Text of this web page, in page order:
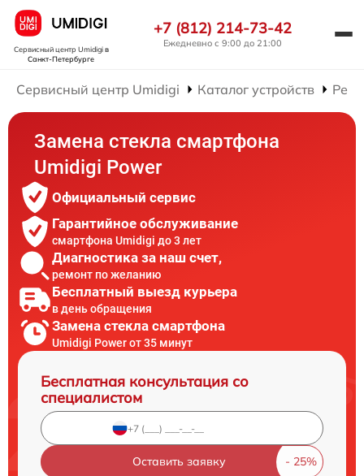
Сервисный центр Umidigiв
Санкт-Петербурге
+7 (812) 214-73-42
Ежедневно с 9:00 до 21:00
Сервисный центр Umidigi Каталог устройств
Замена стекла смартфона
Umidigi Power
Официальный сервис
Гарантийное обслуживание
смартфона Umidigi до 3 лет
Диагностика за наш счет,
ремонт по желанию
Бесплатный выезд курьера
в день обращения
Замена стекла смартфона
Umidigi Power от 35 минут
Бесплатная консультация со
специалистом
Оставить заявку